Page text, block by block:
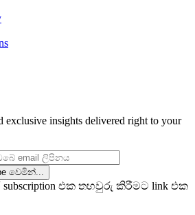
exclusive insights delivered right to your
වෙමින්...
subscription එක තහවුරු කිරීමට link එක